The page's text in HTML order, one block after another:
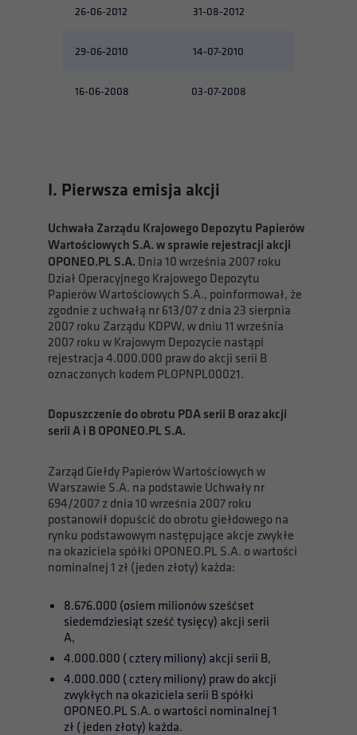
26-06-2012 31-08-2012
29-06-2010 14-07-2010
16-06-2008 03-07-2008
I. Pierwsza emisja akcji
Uchwała Zarządu Krajowego Depozytu Papierów
Wartościowych S.A. w sprawie rejestracji akcji
OPONEO.PL S.A. Dnia 10 września 2007 roku
Dział Operacyjnego Krajowego Depozytu
Papierów Wartościowych S.A., poinformował, że
zgodnie z uchwałą nr 613/07 z dnia 23 sierpnia
2007 roku Zarządu KDPW, w dniu 11 września
2007 roku w Krajowym Depozycie nastąpi
rejestracja 4.000.000 praw do akcji serii B
oznaczonych kodem PLOPNPL00021.
Dopuszczenie do obrotu PDA serii B oraz akcji
serii A i B OPONEO.PL S.A.
Zarząd Giełdy Papierów Wartościowych w
Warszawie S.A. na podstawie Uchwały nr
694/2007 z dnia 10 września 2007 roku
postanowił dopuścić do obrotu giełdowego na
rynku podstawowym następujące akcje zwykłe
na okaziciela spółki OPONEO.PL S.A. o wartości
nominalnej 1 zł (jeden złoty) każda:
8.676.000 (osiem milionów sześćset
siedemdziesiąt sześć tysięcy) akcji serii
A,
4.000.000 ( cztery miliony) akcji serii B,
4.000.000 ( cztery miliony) praw do akcji
zwykłych na okaziciela serii B spółki
OPONEO.PL S.A. o wartości nominalnej 1
zł ( jeden złoty) każda.